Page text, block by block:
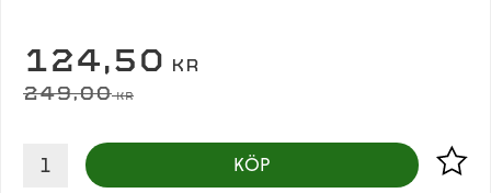
NEDSATT PRIS:
124,50 KR
ORDINARIE PRIS:
249,00KR
KÖP Lägg